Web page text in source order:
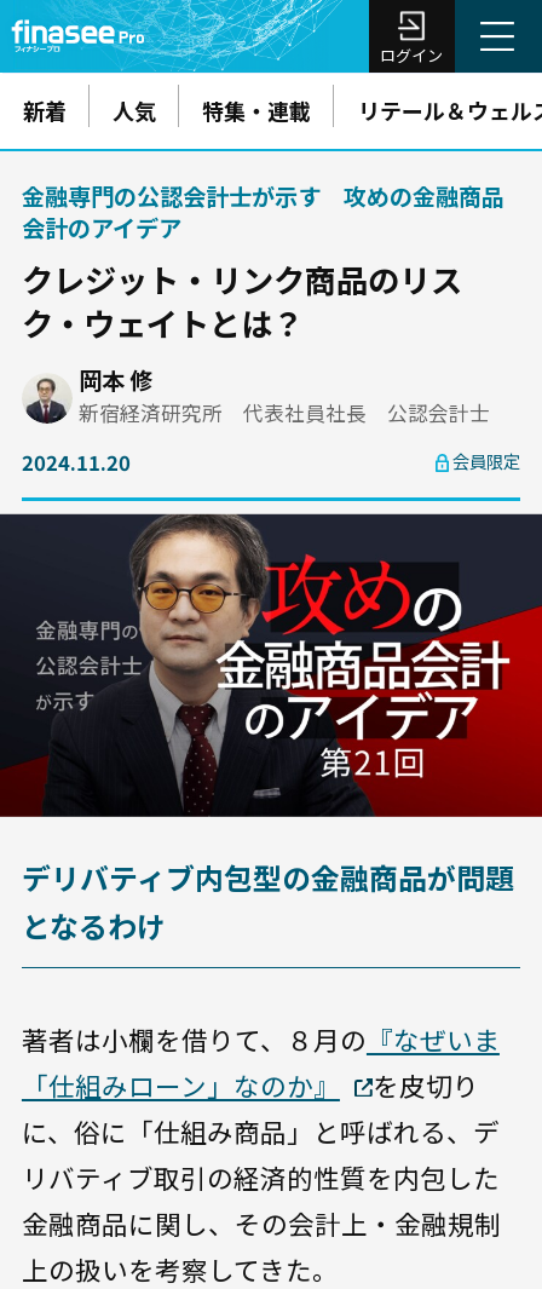
ログイン
新着 人気 特集・連載 リテール＆ウェル
金融専門の公認会計士が示す 攻めの金融商品
会計のアイデア
クレジット・リンク商品のリス
ク・ウェイトとは？
岡本 修
新宿経済研究所 代表社員社長 公認会計士
2024.11.20
会員限定
デリバティブ内包型の金融商品が問題
となるわけ
著者は小欄を借りて、８月の 『なぜいま
「仕組みローン」なのか』
を皮切り
に、俗に「仕組み商品」と呼ばれる、デ
リバティブ取引の経済的性質を内包した
金融商品に関し、その会計上・金融規制
上の扱いを考察してきた。